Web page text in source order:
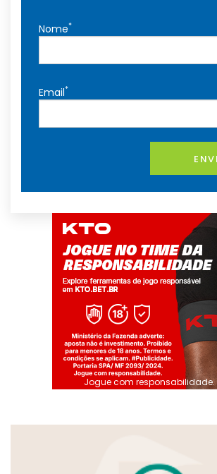
Nome*
Email*
Jogue com responsabilidade.